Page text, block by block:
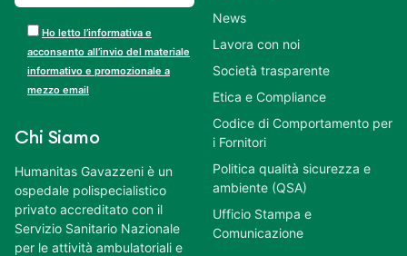
Ho letto l’informativa e
acconsento all’invio del materiale
informativo e promozionale a
mezzo email
Chi Siamo
Humanitas Gavazzeni è un
ospedale polispecialistico
privato accreditato con il
Servizio Sanitario Nazionale
per le attività ambulatoriali e
News
Lavora con noi
Società trasparente
Etica e Compliance
Codice di Comportamento per
i Fornitori
Politica qualità sicurezza e
ambiente (QSA)
Ufficio Stampa e
Comunicazione